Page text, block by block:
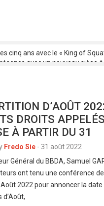
cinq ans avec le « King of
avec un nouveau siège
et répartition des droits : les
D’AOÛT
DROITS
À PARTIR DU 31
Fredo Sie - 31 août 2022
Général du BBDA, Samuel
ont tenu une conférence
2022 pour annoncer la
d’Août,